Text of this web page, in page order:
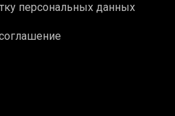
персональных данных